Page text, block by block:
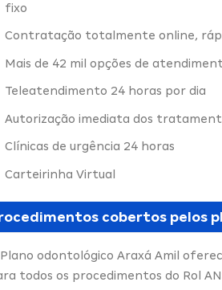
fixo
Contratação totalmente online,
Mais de 42 mil opções de
Teleatendimento 24 horas por dia
Autorização imediata dos
Clínicas de urgência 24 horas
Carteirinha Virtual
cobertos pelos
odontológico Araxá Amil
todos os procedimentos do Rol